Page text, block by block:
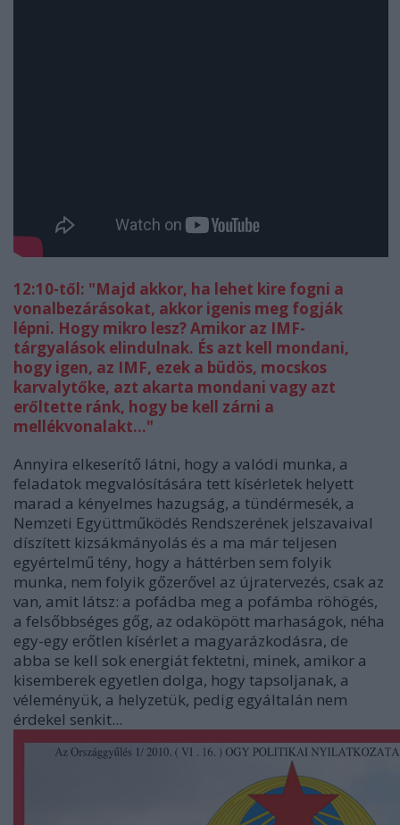
12:10-től: "Majd akkor, ha lehet kire fogni a
vonalbezárásokat, akkor igenis meg fogják
lépni. Hogy mikro lesz? Amikor az IMF-
tárgyalások elindulnak. És azt kell mondani,
hogy igen, az IMF, ezek a büdös, mocskos
karvalytőke, azt akarta mondani vagy azt
erőltette ránk, hogy be kell zárni a
mellékvonalakt..."
Annyira elkeserítő látni, hogy a valódi munka, a
feladatok megvalósítására tett kísérletek helyett
marad a kényelmes hazugság, a tündérmesék, a
Nemzeti Együttműködés Rendszerének jelszavaival
díszített kizsákmányolás és a ma már teljesen
egyértelmű tény, hogy a háttérben sem folyik
munka, nem folyik gőzerővel az újratervezés, csak az
van, amit látsz: a pofádba meg a pofámba röhögés,
a felsőbbséges gőg, az odaköpött marhaságok, néha
egy-egy erőtlen kísérlet a magyarázkodásra, de
abba se kell sok energiát fektetni, minek, amikor a
kisemberek egyetlen dolga, hogy tapsoljanak, a
véleményük, a helyzetük, pedig egyáltalán nem
érdekel senkit...